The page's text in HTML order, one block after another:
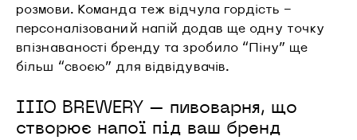
розмови. Команда теж відчула гордість –
персоналізований напій додав ще одну точку
впізнаваності бренду та зробило “Піну” ще
більш “своєю” для відвідувачів.
IIIO BREWERY – пивоварня, що
створює напої під ваш бренд